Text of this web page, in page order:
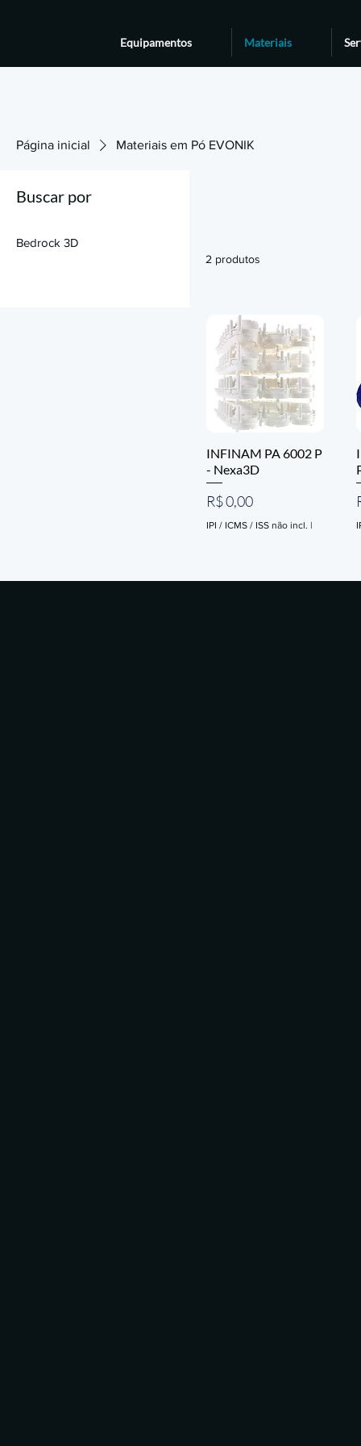
Equipamentos Materiais
Página inicial Materiais em Pó EVONIK
Buscar por
Bedrock 3D
2 produtos
INFINAM PA 6002 P
- Nexa3D
Preço
R$ 0,00
IPI / ICMS / ISS não incl. |